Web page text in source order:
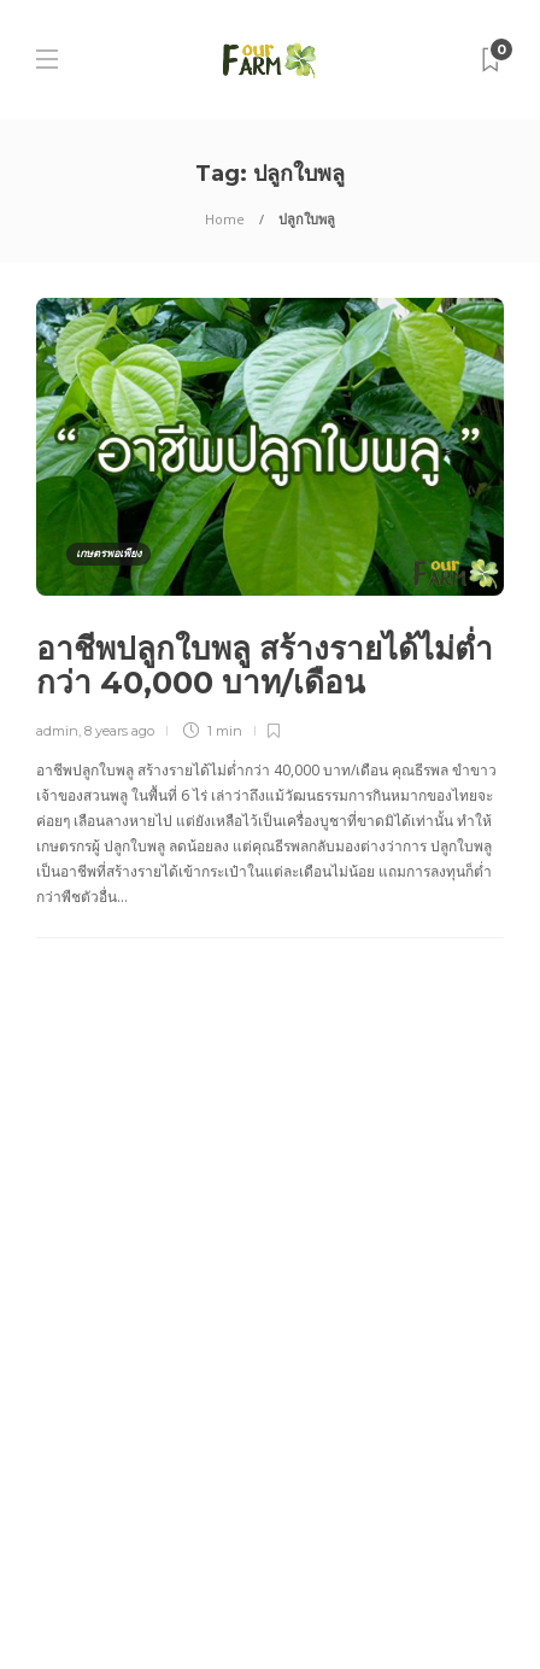
0
Tag: ปลูกใบพลู
Home ปลูกใบพลู
เกษตรพอเพียง
อาชีพปลูกใบพลู สร้างรายได้ไม่ต่ำ
กว่า 40,000 บาท/เดือน
admin 8 years ago 1 min
อาชีพปลูกใบพลู สร้างรายได้ไม่ต่ำกว่า 40,000 บาท/เดือน คุณธีรพล ขำขาว
เจ้าของสวนพลู ในพื้นที่ 6 ไร่ เล่าว่าถึงแม้วัฒนธรรมการกินหมากของไทยจะ
ค่อยๆ เลือนลางหายไป แต่ยังเหลือไว้เป็นเครื่องบูชาที่ขาดมิได้เท่านั้น ทำให้
เกษตรกรผู้ ปลูกใบพลู ลดน้อยลง แต่คุณธีรพลกลับมองต่างว่าการ ปลูกใบพลู
เป็นอาชีพที่สร้างรายได้เข้ากระเป๋าในแต่ละเดือนไม่น้อย แถมการลงทุนก็ต่ำ
กว่าพืชตัวอื่น…